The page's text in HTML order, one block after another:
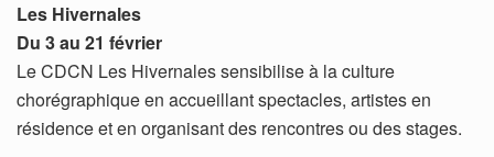
Les Hivernales
Du 3 au 21 février
Le CDCN Les Hivernales sensibilise à la culture
chorégraphique en accueillant spectacles, artistes en
résidence et en organisant des rencontres ou des stages.